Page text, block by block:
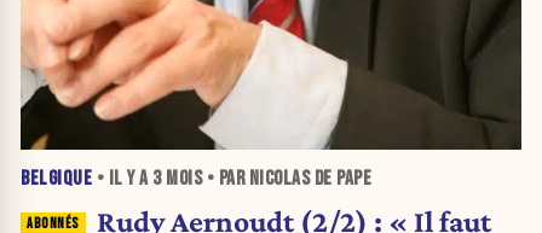
BELGIQUE • IL Y A 3 MOIS• PAR NICOLAS DE PAPE
Rudy Aernoudt (2/2) : « Il faut